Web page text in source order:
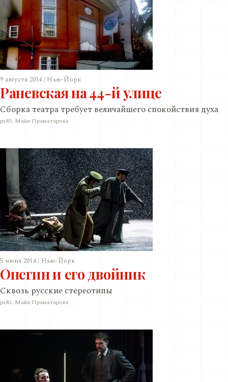
9 августа 2014 / Нью-Йорк
Раневская на 44-й улице
Сборка театра требует величайшего спокойствия духа
ps83. Майя Праматарова
5 июня 2014 / Нью-Йорк
Онегин и его двойник
Сквозь русские стереотипы
ps82. Майя Праматарова